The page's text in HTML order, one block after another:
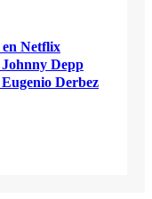
Netflix
Depp
Derbez